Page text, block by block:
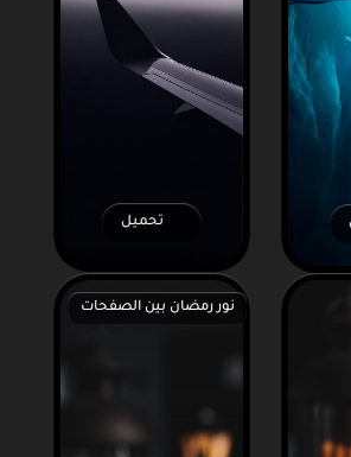
تحميل
نور رمضان بين الصفحات